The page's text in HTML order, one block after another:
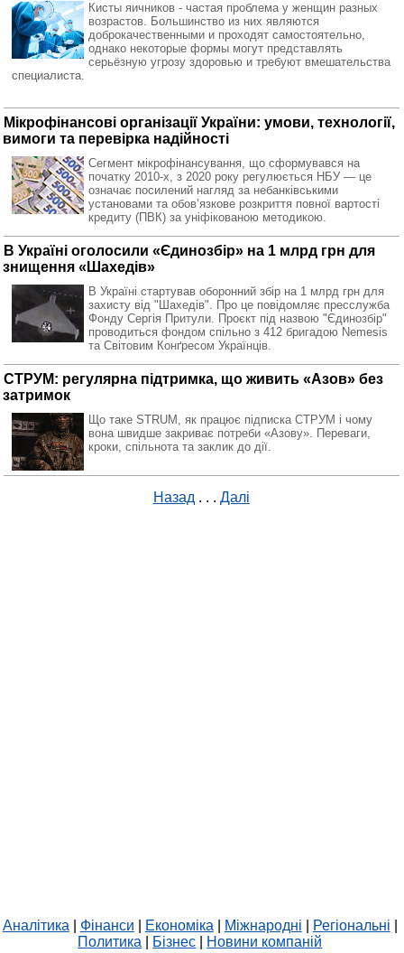
Кисты яичников - частая проблема у женщин разных
возрастов. Большинство из них являются
доброкачественными и проходят самостоятельно,
однако некоторые формы могут представлять
серьёзную угрозу здоровью и требуют вмешательства
специалиста.
Мікрофінансові організації України: умови, технології,
вимоги та перевірка надійності
Cегмент мікрофінансування, що сформувався на
початку 2010-х, з 2020 року регулюється НБУ — це
означає посилений нагляд за небанківськими
установами та обов’язкове розкриття повної вартості
кредиту (ПВК) за уніфікованою методикою.
В Україні оголосили «Єдинозбір» на 1 млрд грн для
знищення «Шахедів»
В Україні стартував оборонний збір на 1 млрд грн для
захисту від "Шахедів". Про це повідомляє пресслужба
Фонду Сергія Притули. Проєкт під назвою "Єдинозбір"
проводиться фондом спільно з 412 бригадою Nemesis
та Світовим Конґресом Українців.
СТРУМ: регулярна підтримка, що живить «Азов» без
затримок
Що таке STRUM, як працює підписка СТРУМ і чому
вона швидше закриває потреби «Азову». Переваги,
кроки, спільнота та заклик до дії.
Назад . . . Далі
Аналітика Фінанси Економіка Міжнародні Регіональні
Политика
Бізнес Новини компаній